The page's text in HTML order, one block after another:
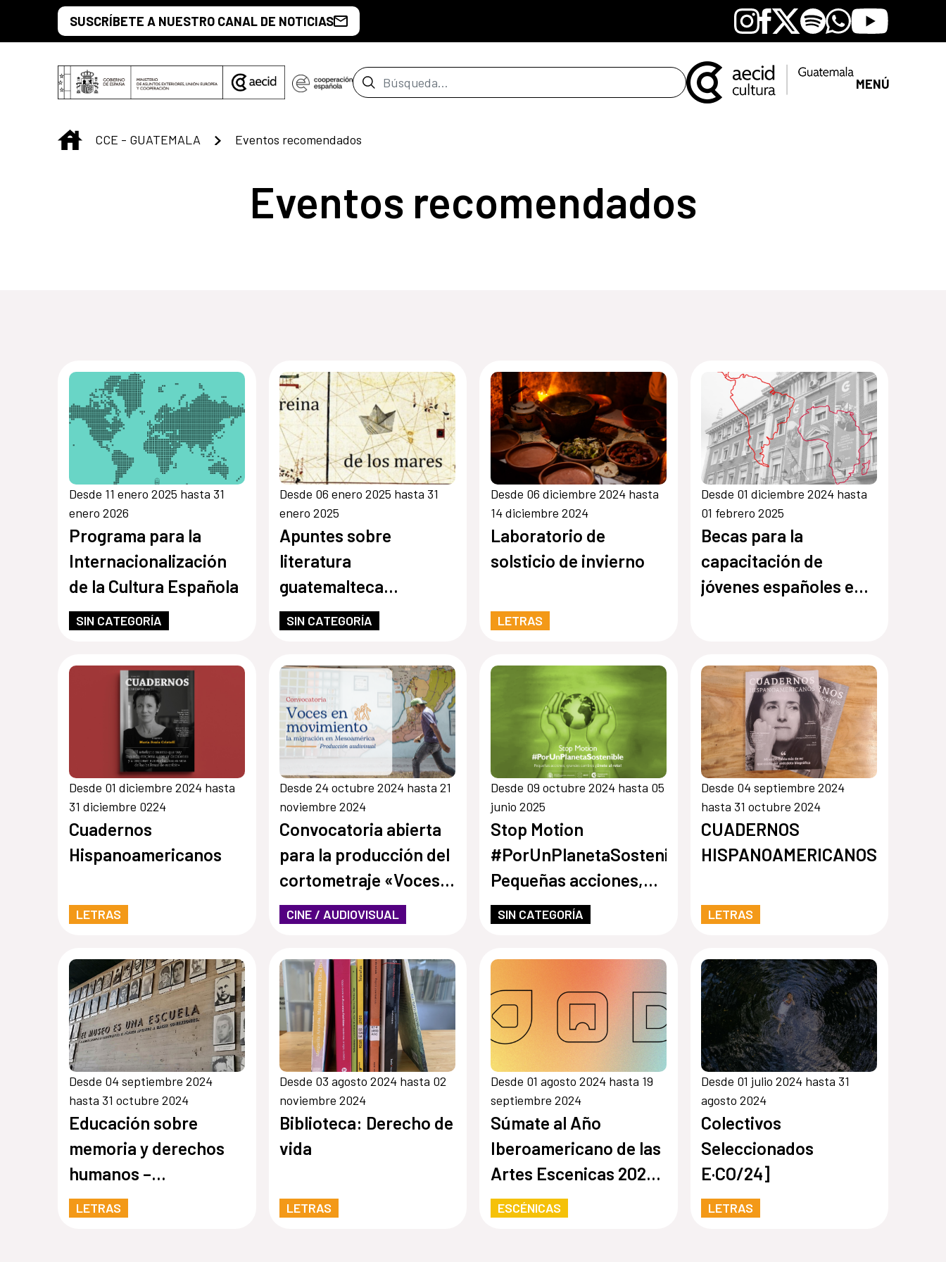
Saltar al contenido principal
SUSCRÍBETE A NUESTRO CANAL DE NOTICIAS Instagram
Facebook
X SpotifyWhatsapp
Youtube
Barra de búsqueda MENÚ
INICIO
CCE - GUATEMALA Eventos recomendados
Eventos recomendados
Desde 11 enero 2025 hasta 31
enero 2026
Programa para la
Internacionalización
de la Cultura Española
SIN CATEGORÍA
Desde 06 enero 2025 hasta 31
enero 2025
Apuntes sobre
literatura
guatemalteca
contemporánea
SIN CATEGORÍA
Desde 06 diciembre 2024 hasta
14 diciembre 2024
Laboratorio de
solsticio de invierno
LETRAS
Desde 01 diciembre 2024 hasta
01 febrero 2025
Becas para la
capacitación de
jóvenes españoles en
desarrollo
Desde 01 diciembre 2024 hasta
31 diciembre 0224
Cuadernos
Hispanoamericanos
LETRAS
Desde 24 octubre 2024 hasta 21
noviembre 2024
Convocatoria abierta
para la producción del
cortometraje «Voces
en Movimiento, la
migración en
Mesoamérica»
CINE / AUDIOVISUAL
Desde 09 octubre 2024 hasta 05
junio 2025
Stop Motion
#PorUnPlanetaSostenible:
Pequeñas acciones,
grandes cambios
SIN CATEGORÍA
Desde 04 septiembre 2024
hasta 31 octubre 2024
CUADERNOS
HISPANOAMERICANOS
LETRAS
Desde 04 septiembre 2024
hasta 31 octubre 2024
Educación sobre
memoria y derechos
humanos –
Recomendaciones
para abordar el
LETRAS
Desde 03 agosto 2024 hasta 02
noviembre 2024
Biblioteca: Derecho de
vida
LETRAS
Desde 01 agosto 2024 hasta 19
septiembre 2024
Súmate al Año
Iberoamericano de las
Artes Escenicas 2025
y escribe su mensaje
oficial
ESCÉNICAS
Desde 01 julio 2024 hasta 31
agosto 2024
Colectivos
Seleccionados
E·CO/24]
LETRAS